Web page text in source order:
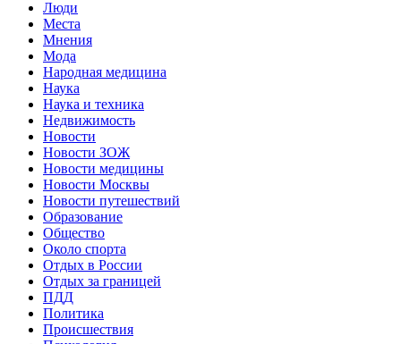
Люди
Места
Мнения
Мода
Народная медицина
Наука
Наука и техника
Недвижимость
Новости
Новости ЗОЖ
Новости медицины
Новости Москвы
Новости путешествий
Образование
Общество
Около спорта
Отдых в России
Отдых за границей
ПДД
Политика
Происшествия